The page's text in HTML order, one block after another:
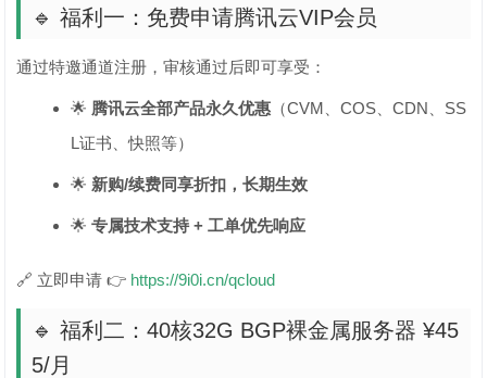
🔹 福利一：免费申请腾讯云VIP会员
通过特邀通道注册，审核通过后即可享受：
🌟 腾讯云全部产品永久优惠 （CVM、COS、CDN、SS
L证书、快照等）
🌟 新购/续费同享折扣，长期生效
🌟专属技术支持 + 工单优先响应
🔗 立即申请 👉 https://9i0i.cn/qcloud
🔹 福利二：40核32G BGP裸金属服务器 ¥45
5/月